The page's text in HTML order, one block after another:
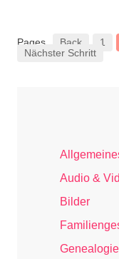
Pages Back 1
Nächster Schritt
Audio &
Bilder